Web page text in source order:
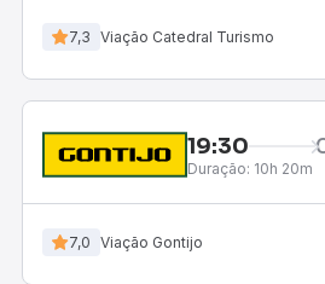
7,3 Viação Catedral Turismo
19:30
Duração: 10h 20m
7,0 Viação Gontijo